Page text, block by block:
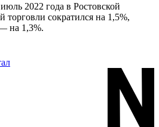
2022 года в Ростовской
торговли сократился на 1,5%,
на 1,3%.